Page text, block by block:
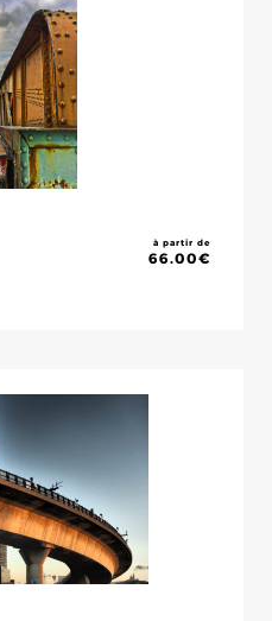
à partir de
66.00€